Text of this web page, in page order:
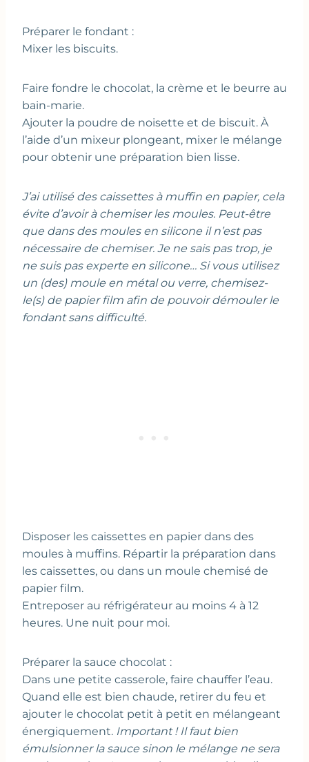
Préparer le fondant :
Mixer les biscuits.
Faire fondre le chocolat, la crème et le beurre au
bain-marie.
Ajouter la poudre de noisette et de biscuit. À
l’aide d’un mixeur plongeant, mixer le mélange
pour obtenir une préparation bien lisse.
J’ai utilisé des caissettes à muffin en papier, cela
évite d’avoir à chemiser les moules. Peut-être
que dans des moules en silicone il n’est pas
nécessaire de chemiser. Je ne sais pas trop, je
ne suis pas experte en silicone… Si vous utilisez
un (des) moule en métal ou verre, chemisez-
le(s) de papier film afin de pouvoir démouler le
fondant sans difficulté.
Disposer les caissettes en papier dans des
moules à muffins. Répartir la préparation dans
les caissettes, ou dans un moule chemisé de
papier film.
Entreposer au réfrigérateur au moins 4 à 12
heures. Une nuit pour moi.
Préparer la sauce chocolat :
Dans une petite casserole, faire chauffer l’eau.
Quand elle est bien chaude, retirer du feu et
ajouter le chocolat petit à petit en mélangeant
énergiquement. Important ! Il faut bien
émulsionner la sauce sinon le mélange ne sera